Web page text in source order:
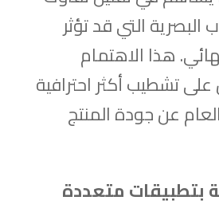
البصرية التي قد تؤثر
هذا الاهتمام
تشطيب أكثر احترافية
عن جودة المنتج
متعددة